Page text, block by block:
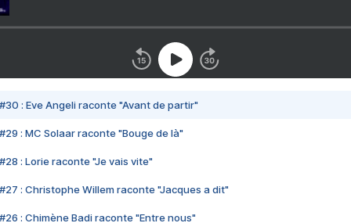
#30 : Eve Angeli raconte "Avant de partir"
#29 : MC Solaar raconte "Bouge de là"
#28 : Lorie raconte "Je vais vite"
#27 : Christophe Willem raconte "Jacques a dit"
#26 : Chimène Badi raconte "Entre nous"